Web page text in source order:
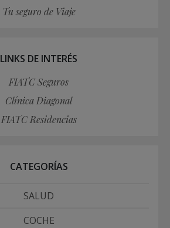
Tu seguro de Viaje
LINKS DE INTERÉS
FIATC Seguros
Clínica Diagonal
FIATC Residencias
CATEGORÍAS
SALUD
COCHE